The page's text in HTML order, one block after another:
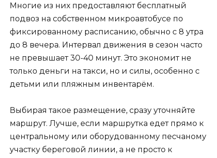
Многие из них предоставляют бесплатный
подвоз на собственном микроавтобусе по
фиксированному расписанию, обычно с 8 утра
до 8 вечера. Интервал движения в сезон часто
не превышает 30-40 минут. Это экономит не
только деньги на такси, но и силы, особенно с
детьми или пляжным инвентарём.
Выбирая такое размещение, сразу уточняйте
маршрут. Лучше, если маршрутка едет прямо к
центральному или оборудованному песчаному
участку береговой линии, а не просто к